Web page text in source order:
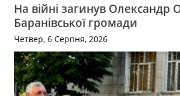
На війні загинув Олександр
Баранівської громади
Четвер, 6 Серпня, 2026